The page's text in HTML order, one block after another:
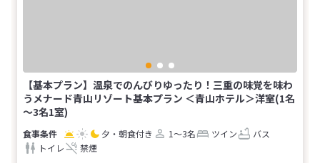
【基本プラン】温泉でのんびりゆったり！三重の味覚を味わ
うメナード青山リゾート基本プラン ＜青山ホテル＞洋室(1名
～3名1室)
夕・朝食付き 1～3名 ツイン
バス
トイレ
禁煙